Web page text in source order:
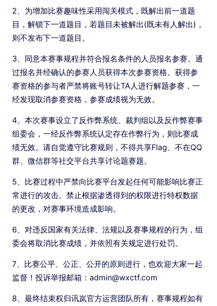
2、为增加比赛趣味性采用闯关模式，既解出前一道题
目，解锁下一道题目，若题目未被解出(既未有人解出)，
则不发布下一道题目。
3、同意本赛事规程并符合报名条件的人员报名参赛。通
过报名并经确认的参赛人员获得本次参赛资格。获得参
赛资格的参与者严禁将账号转让TA人进行解题参赛，一
经发现取消参赛资格，参赛成绩视为无效。
4、本次赛事设立了反作弊系统、裁判组以及反作弊赛事
组委会，一经反作弊系统认定存在作弊行为，则比赛成
绩无效。请自觉遵守比赛规则，不得共享Flag、不在QQ
群、微信群等社交平台共享讨论题赛题。
5、比赛过程中严禁向比赛平台发起任何可能影响比赛正
常进行的攻击。禁止根据渗透得到的权限进行特权数据
的更改，对赛事环境造成影响。
6、对违反国家有关法律、法规以及赛事规程的行为，组
委会将取消比赛成绩，并依照有关规定进行处罚。
7、比赛公平、公正、公开的原则进行，也欢迎大家一起
监督！投诉举报邮箱：admin@wxctf.com
8、最终结束权归讯岚官方运营团队所有，赛事规程如有